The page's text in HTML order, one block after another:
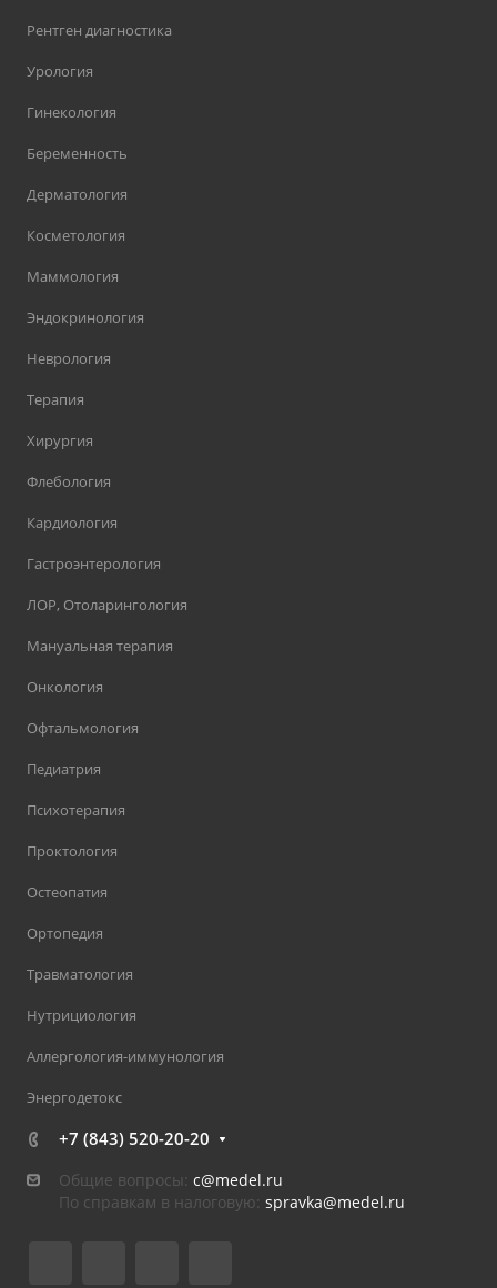
Рентген диагностика
Урология
Гинекология
Беременность
Дерматология
Косметология
Маммология
Эндокринология
Неврология
Терапия
Хирургия
Флебология
Кардиология
Гастроэнтерология
ЛОР, Отоларингология
Мануальная терапия
Онкология
Офтальмология
Педиатрия
Психотерапия
Проктология
Остеопатия
Ортопедия
Травматология
Нутрициология
Аллергология-иммунология
Энергодетокс
+7 (843) 520-20-20
Общие вопросы: c@medel.ru
По справкам в налоговую: spravka@medel.ru